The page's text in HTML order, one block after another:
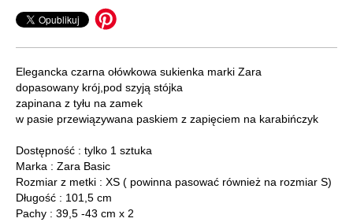
Elegancka czarna ołówkowa sukienka marki Zara
dopasowany krój,pod szyją stójka
zapinana z tyłu na zamek
w pasie przewiązywana paskiem z zapięciem na karabińczyk
Dostępność : tylko 1 sztuka
Marka : Zara Basic
Rozmiar z metki : XS ( powinna pasować również na rozmiar S)
Długość : 101,5 cm
Pachy : 39,5 -43 cm x 2